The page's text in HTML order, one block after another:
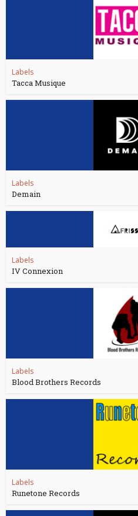
Labels
Tacca Musique
Labels
Demain
Labels
IV Connexion
Labels
Blood Brothers Records
Labels
Runetone Records